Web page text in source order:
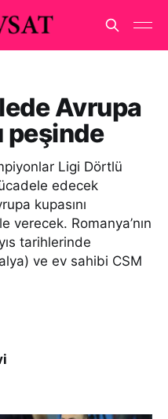
Avrupa
peşinde
Ligi Dörtlü
edecek
kupasını
verecek. Romanya’nın
tarihlerinde
ve ev sahibi CSM